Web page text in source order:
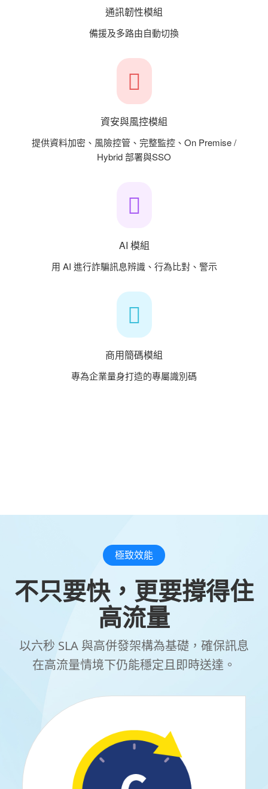
通訊韌性模組
備援及多路由自動切換
資安與風控模組
提供資料加密、風險控管、完整監控、On Premise /
Hybrid 部署與SSO
AI 模組
用 AI 進行詐騙訊息辨識、行為比對、警示
商用簡碼模組
專為企業量身打造的專屬識別碼
極致效能
不只要快，更要撐得住
高流量
以六秒 SLA 與高併發架構為基礎，確保訊息
在高流量情境下仍能穩定且即時送達。